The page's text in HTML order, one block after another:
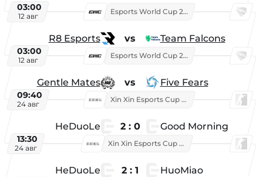
03:00
12 авг
Esports World Cup 2026
R8 Esports vs Team Falcons
03:00
12 авг
Esports World Cup 2026
Gentle Mates vs Five Fears
09:40
24 авг
Xin Xin Esports Cup 2025
HeDuoLe 2 : 0 Good Morning
13:30
24 авг
Xin Xin Esports Cup 2026
HeDuoLe 2 : 1 HuoMiao